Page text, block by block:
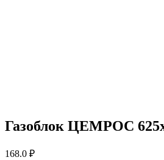
Газоблок ЦЕМРОС
168.0 ₽